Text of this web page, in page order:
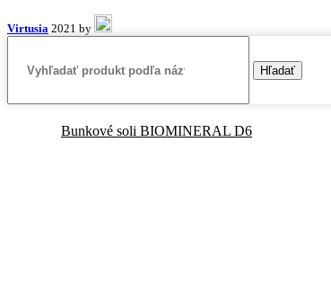
Virtusia 2021 by
Hľadať
Bunkové soli BIOMINERAL D6